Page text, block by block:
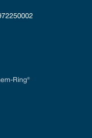
Ring®